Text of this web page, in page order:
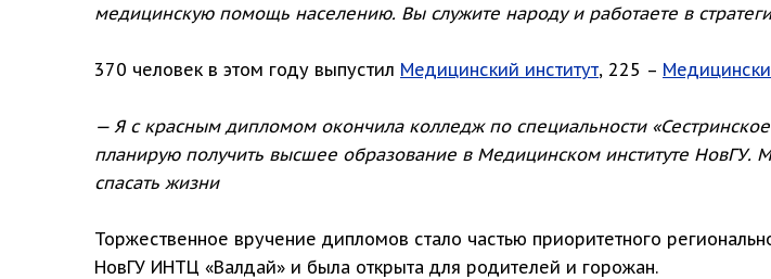
медицинскую помощь населению. Вы служите народу и работаете в
370 человек в этом году выпустил Медицинский институт, 225 –
— Я с красным дипломом окончила колледж по специальности
планирую получить высшее образование в Медицинском институте НовГУ.
спасать жизни
Торжественное вручение дипломов стало частью приоритетного
НовГУ ИНТЦ «Валдай» и была открыта для родителей и горожан.